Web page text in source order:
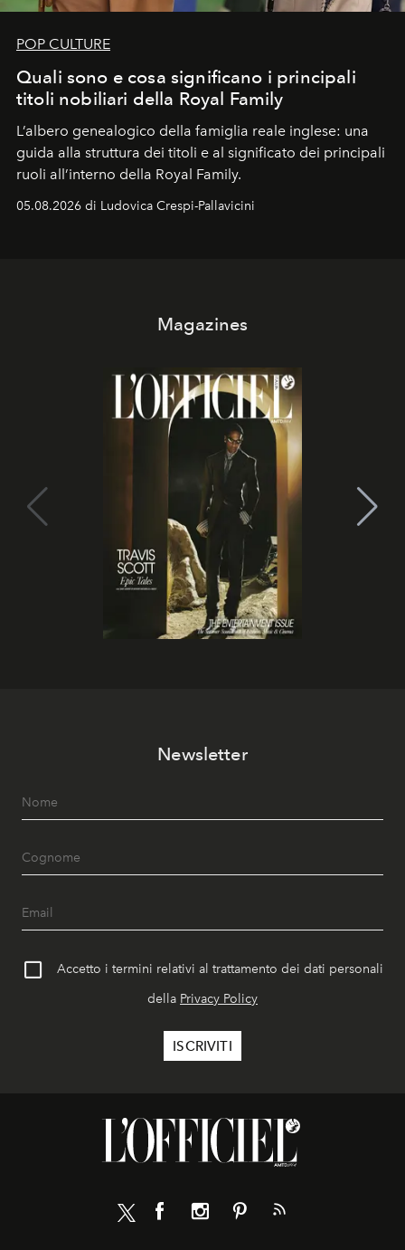
POP CULTURE
Quali sono e cosa significano i principali
titoli nobiliari della Royal Family
L’albero genealogico della famiglia reale inglese: una
guida alla struttura dei titoli e al significato dei principali
ruoli all’interno della Royal Family.
05.08.2026 di Ludovica Crespi-Pallavicini
Magazines
Newsletter
Accetto i termini relativi al trattamento dei dati personali
della Privacy Policy